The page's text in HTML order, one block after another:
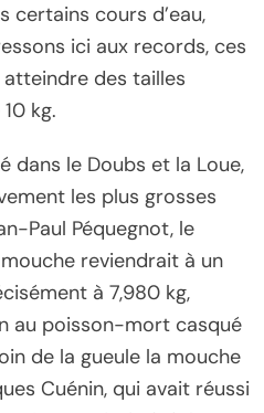
certains cours d’eau,
ici aux records, ces
des tailles
kg.
dans le Doubs et la Loue,
les plus grosses
Paul Péquegnot, le
reviendrait à un
à 7,980 kg,
au poisson-mort casqué
de la gueule la mouche
Cuénin, qui avait réussi